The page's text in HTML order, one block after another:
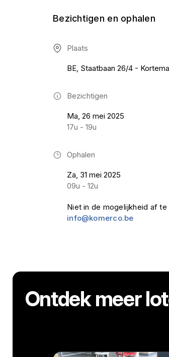
Bezichtigen en ophalen
Plaats
BE, Staatbaan 26/4 -
Bezichtigen
Ma, 26 mei 2025
17u - 19u
Ophalen
Za, 31 mei 2025
09u - 12u
Niet in de mogelijkheid af
info@komerco.be
Ontdek meer